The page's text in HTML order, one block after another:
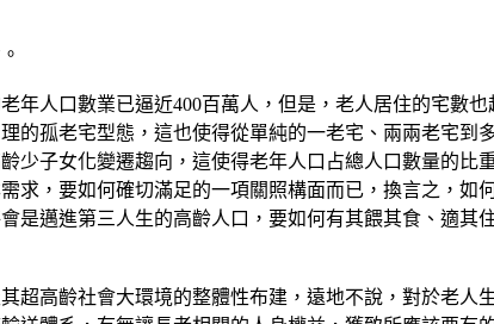
年人口數業已逼近400百萬人，但是，老人居住的宅數
的孤老宅型態，這也使得從單純的一老宅、兩兩老宅到
少子女化變遷趨向，這使得老年人口占總人口數量的比
，要如何確切滿足的一項關照構面而已，換言之，如
是邁進第三人生的高齡人口，要如何有其餵其食、適其
超高齡社會大環境的整體性布建，遠地不說，對於老人